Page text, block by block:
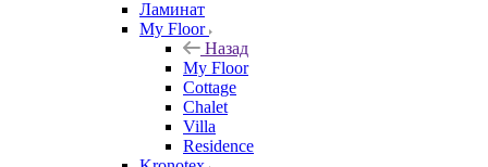
Ламинат
My Floor
Назад
My Floor
Cottage
Chalet
Villa
Residence